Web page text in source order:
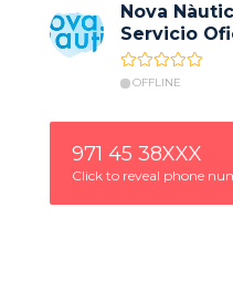
Nova
Servicio
OFFLINE
971 45 38XXX
Click to reveal phone